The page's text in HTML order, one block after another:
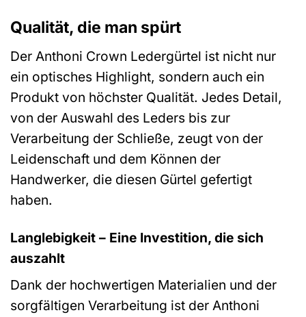
Qualität, die man spürt
Der Anthoni Crown Ledergürtel ist nicht nur
ein optisches Highlight, sondern auch ein
Produkt von höchster Qualität. Jedes Detail,
von der Auswahl des Leders bis zur
Verarbeitung der Schließe, zeugt von der
Leidenschaft und dem Können der
Handwerker, die diesen Gürtel gefertigt
haben.
Langlebigkeit – Eine Investition, die sich
auszahlt
Dank der hochwertigen Materialien und der
sorgfältigen Verarbeitung ist der Anthoni